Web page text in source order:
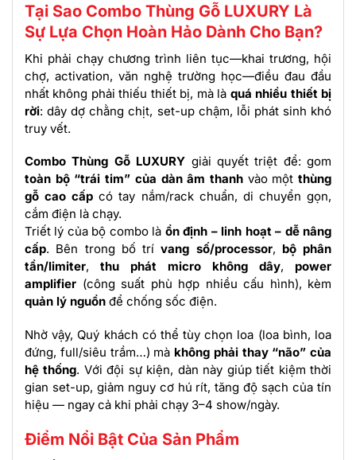
Tại Sao Combo Thùng Gỗ LUXURY Là
Sự Lựa Chọn Hoàn Hảo Dành Cho Bạn?
Khi phải chạy chương trình liên tục—khai trương, hội
chợ, activation, văn nghệ trường học—điều đau đầu
nhất không phải thiếu thiết bị, mà là quá nhiều thiết bị
rời: dây dợ chằng chịt, set-up chậm, lỗi phát sinh khó
truy vết.
Combo Thùng Gỗ LUXURY giải quyết triệt để: gom
toàn bộ “trái tim” của dàn âm thanhvào mộtthùng
gỗ cao cấp có tay nắm/rack chuẩn, di chuyển gọn,
cắm điện là chạy.
Triết lý của bộ combo là ổn định – linh hoạt – dễ nâng
cấp. Bên trong bố trívang số/processor, bộ phân
tần/limiter, thu phát micro không dây, power
amplifier (công suất phù hợp nhiều cấu hình), kèm
quản lý nguồn để chống sốc điện.
Nhờ vậy, Quý khách có thể tùy chọn loa (loa bình, loa
đứng, full/siêu trầm…) mà không phải thay “não” của
hệ thống. Với đội sự kiện, dàn này giúp tiết kiệm thời
gian set-up, giảm nguy cơ hú rít, tăng độ sạch của tín
hiệu — ngay cả khi phải chạy 3–4 show/ngày.
Điểm Nổi Bật Của Sản Phẩm